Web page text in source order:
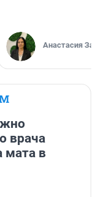
Анастасия
врача
мата в